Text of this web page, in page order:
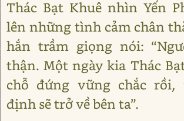
Thác Bạt Khuê nhìn Yến
lên những tình cảm chân
hắn trầm giọng nói:
thận. Một ngày kia Thác
chỗ đứng vững chắc rồi,
định sẽ trở về bên ta”.